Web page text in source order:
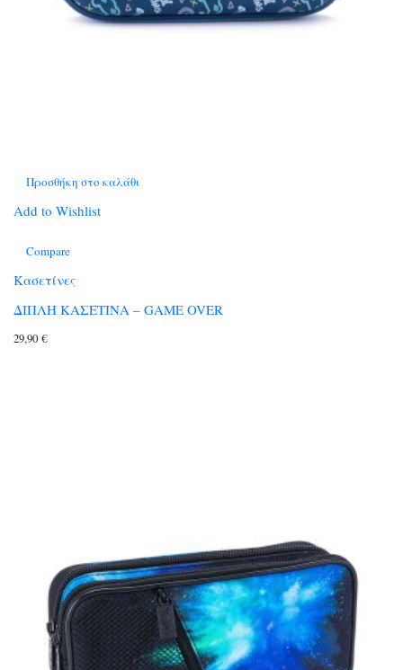
Προσθήκη στο καλάθι
Add to Wishlist
Compare
Κασετίνες
ΔΙΠΛΗ ΚΑΣΕΤΙΝΑ – GAME OVER
29,90 €